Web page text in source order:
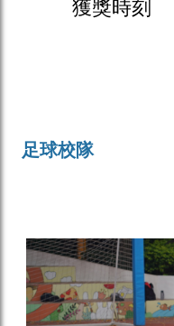
獲獎時刻
足球校隊